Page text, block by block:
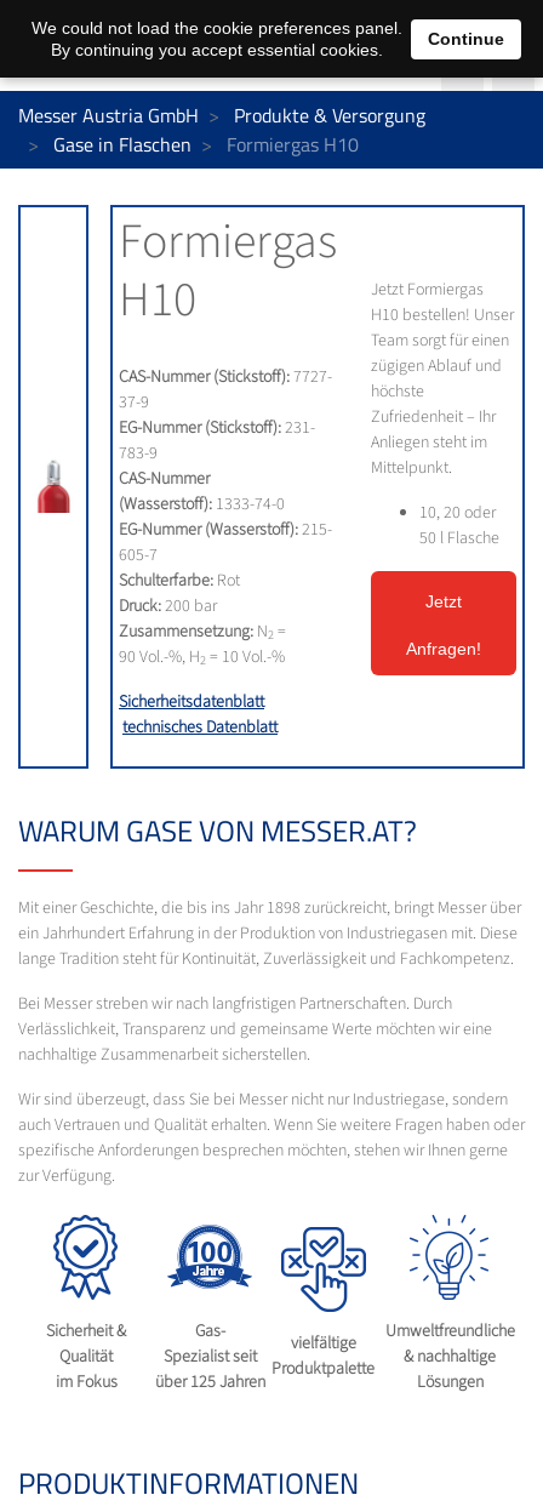
Messer Austria GmbH
Produkte & Versorgung
Gase in Flaschen
Formiergas H10
Formiergas
H10
CAS-Nummer (Stickstoff):7727-
37-9
EG-Nummer (Stickstoff):231-
783-9
CAS-Nummer
(Wasserstoff): 1333-74-0
EG-Nummer (Wasserstoff):215-
605-7
Schulterfarbe: Rot
Druck:200 bar
Zusammensetzung: N2 =
90 Vol.-%, H2 = 10 Vol.-%
Sicherheitsdatenblatt
technisches Datenblatt
Jetzt Formiergas
H10 bestellen! Unser
Team sorgt für einen
zügigen Ablauf und
höchste
Zufriedenheit – Ihr
Anliegen steht im
Mittelpunkt.
10, 20 oder
50 l Flasche
Jetzt
Anfragen!
WARUM GASE VON MESSER.AT?
Mit einer Geschichte, die bis ins Jahr 1898 zurückreicht, bringt Messer über
ein Jahrhundert Erfahrung in der Produktion von Industriegasen mit. Diese
lange Tradition steht für Kontinuität, Zuverlässigkeit und Fachkompetenz.
Bei Messer streben wir nach langfristigen Partnerschaften. Durch
Verlässlichkeit, Transparenz und gemeinsame Werte möchten wir eine
nachhaltige Zusammenarbeit sicherstellen.
Wir sind überzeugt, dass Sie bei Messer nicht nur Industriegase, sondern
auch Vertrauen und Qualität erhalten. Wenn Sie weitere Fragen haben oder
spezifische Anforderungen besprechen möchten, stehen wir Ihnen gerne
zur Verfügung.
Sicherheit &
Qualität
im Fokus
Gas-
Spezialist seit
über 125 Jahren
vielfältige
Produktpalette
Umweltfreundliche
& nachhaltige
Lösungen
PRODUKTINFORMATIONEN
We could not load the cookie preferences panel.
By continuing you accept essential cookies.
Continue